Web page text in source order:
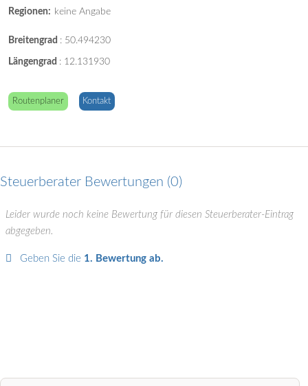
Regionen: keine Angabe
Breitengrad : 50.494230
Längengrad : 12.131930
Routenplaner Kontakt
Steuerberater Bewertungen 0
Leider wurde noch keine Bewertung für diesen Steuerberater-Eintrag
abgegeben.
Geben Sie die 1. Bewertung ab.